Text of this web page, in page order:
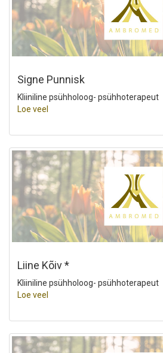
Signe Punnisk
Kliiniline psühholoog- psühhoterapeut
Loe veel
Liine Kõiv *
Kliiniline psühholoog- psühhoterapeut
Loe veel